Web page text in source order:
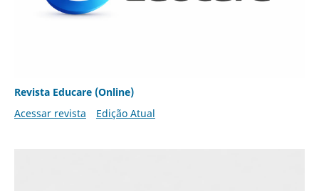
Revista Educare (Online)
Acessar revista
Edição Atual